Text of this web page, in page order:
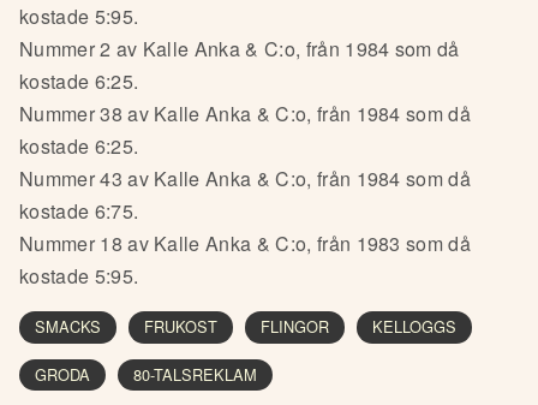
kostade 5:95.
Nummer 2 av Kalle Anka & C:o, från 1984 som då
kostade 6:25.
Nummer 38 av Kalle Anka & C:o, från 1984 som då
kostade 6:25.
Nummer 43 av Kalle Anka & C:o, från 1984 som då
kostade 6:75.
Nummer 18 av Kalle Anka & C:o, från 1983 som då
kostade 5:95.
SMACKS FRUKOST FLINGOR KELLOGGS
GRODA 80-TALSREKLAM